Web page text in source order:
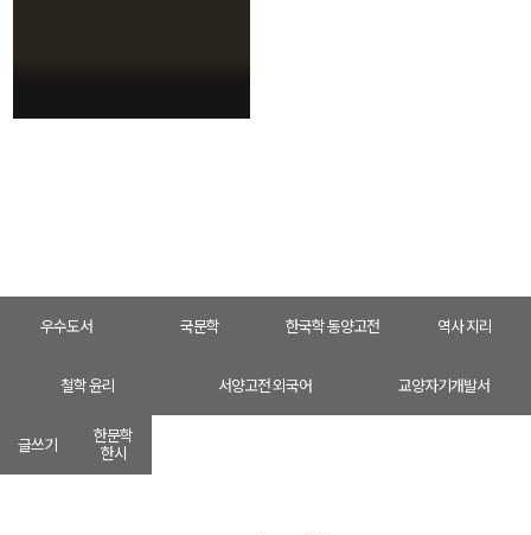
우수도서 국문학 한국학 동양고전 역사 지리
철학 윤리 서양고전 외국어 교양자기개발서
글쓰기
한문학
한시